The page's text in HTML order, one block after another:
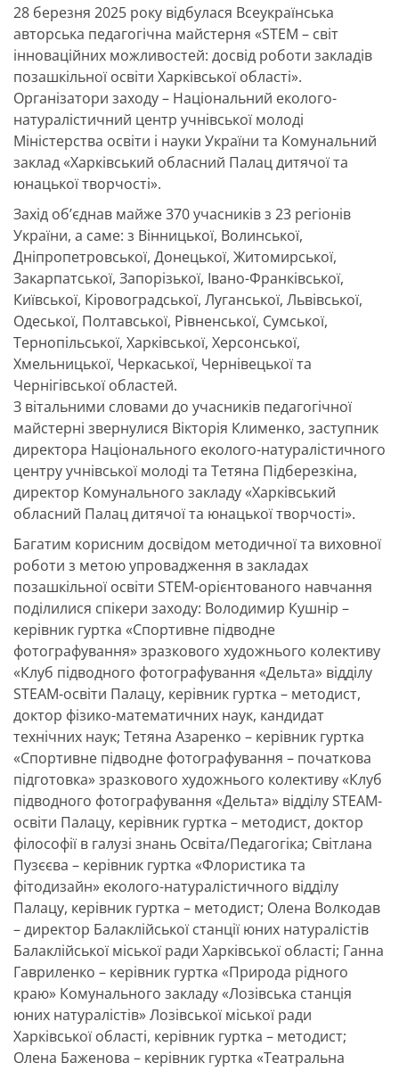
28 березня 2025 року відбулася Всеукраїнська
авторська педагогічна майстерня «STEM – світ
інноваційних можливостей: досвід роботи закладів
позашкільної освіти Харківської області».
Організатори заходу – Національний еколого-
натуралістичний центр учнівської молоді
Міністерства освіти і науки України та Комунальний
заклад «Харківський обласний Палац дитячої та
юнацької творчості».
Захід об’єднав майже 370 учасників з 23 регіонів
України, а саме: з Вінницької, Волинської,
Дніпропетровської, Донецької, Житомирської,
Закарпатської, Запорізької, Івано-Франківської,
Київської, Кіровоградської, Луганської, Львівської,
Одеської, Полтавської, Рівненської, Сумської,
Тернопільської, Харківської, Херсонської,
Хмельницької, Черкаської, Чернівецької та
Чернігівської областей.
З вітальними словами до учасників педагогічної
майстерні звернулися Вікторія Клименко, заступник
директора Національного еколого-натуралістичного
центру учнівської молоді та Тетяна Підберезкіна,
директор Комунального закладу «Харківський
обласний Палац дитячої та юнацької творчості».
Багатим корисним досвідом методичної та виховної
роботи з метою упровадження в закладах
позашкільної освіти STEM-орієнтованого навчання
поділилися спікери заходу: Володимир Кушнір –
керівник гуртка «Спортивне підводне
фотографування» зразкового художнього колективу
«Клуб підводного фотографування «Дельта» відділу
STEAM-освіти Палацу, керівник гуртка – методист,
доктор фізико-математичних наук, кандидат
технічних наук; Тетяна Азаренко – керівник гуртка
«Спортивне підводне фотографування – початкова
підготовка» зразкового художнього колективу «Клуб
підводного фотографування «Дельта» відділу STEAM-
освіти Палацу, керівник гуртка – методист, доктор
філософії в галузі знань Освіта/Педагогіка; Світлана
Пузєєва – керівник гуртка «Флористика та
фітодизайн» еколого-натуралістичного відділу
Палацу, керівник гуртка – методист; Олена Волкодав
– директор Балаклійської станції юних натуралістів
Балаклійської міської ради Харківської області; Ганна
Гавриленко – керівник гуртка «Природа рідного
краю» Комунального закладу «Лозівська станція
юних натуралістів» Лозівської міської ради
Харківської області, керівник гуртка – методист;
Олена Баженова – керівник гуртка «Театральна